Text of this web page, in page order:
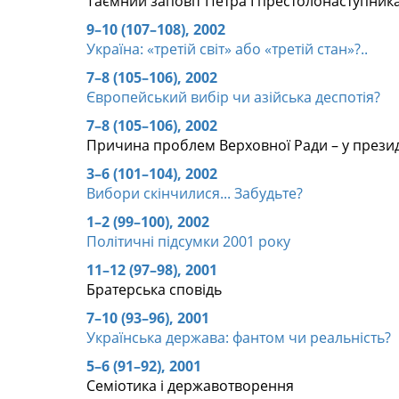
9–10 (107–108), 2002
Україна: «третій світ» або «третій стан»?..
7–8 (105–106), 2002
Європейський вибір чи азійська деспотія?
7–8 (105–106), 2002
Причина проблем Верховної Ради – у
3–6 (101–104), 2002
Вибори скінчилися... Забудьте?
1–2 (99–100), 2002
Політичні підсумки 2001 року
11–12 (97–98), 2001
Братерська сповідь
7–10 (93–96), 2001
Українська держава: фантом чи реальність?
5–6 (91–92), 2001
Семіотика і державотворення